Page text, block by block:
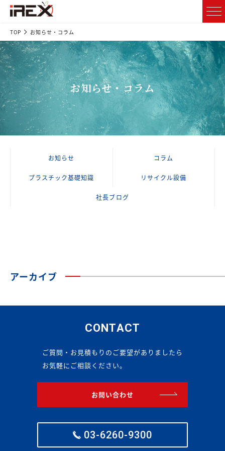
TOP お知らせ・コラム
お知らせ・コラム
お知らせ コラム
プラスチック基礎知識 リサイクル設備
社長ブログ
アーカイブ
CONTACT
ご質問・お見積もりのご要望がありましたら
お気軽にご相談ください。
お問い合わせ
03-6260-9300